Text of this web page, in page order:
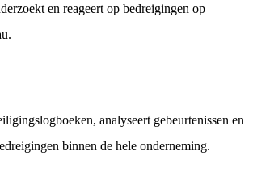
en reageert op bedreigingen op
analyseert gebeurtenissen en
binnen de hele onderneming.